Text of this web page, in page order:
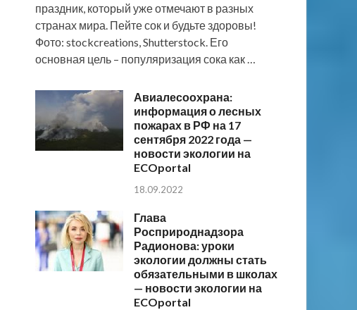
праздник, который уже отмечают в разных
странах мира. Пейте сок и будьте здоровы!
Фото: stockcreations, Shutterstock. Его
основная цель – популяризация сока как …
Авиалесоохрана:
информация о лесных
пожарах в РФ на 17
сентября 2022 года —
новости экологии на
ECOportal
18.09.2022
Глава
Росприроднадзора
Радионова: уроки
экологии должны стать
обязательными в школах
— новости экологии на
ECOportal